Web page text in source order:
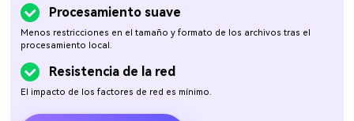
Procesamiento suave
Menos restricciones en el tamaño y formato de los archivos tras el
procesamiento local.
Resistencia de la red
El impacto de los factores de red es mínimo.